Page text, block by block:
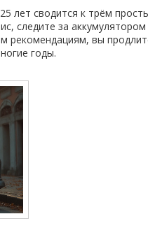
лет сводится к трём
следите за
рекомендациям, вы
годы.